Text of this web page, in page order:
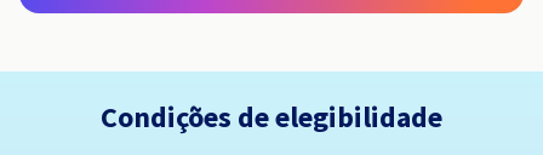
Condições de elegibilidade